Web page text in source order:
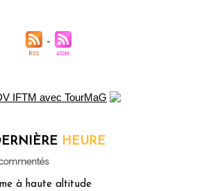
HEURE
commentés
à haute altitude